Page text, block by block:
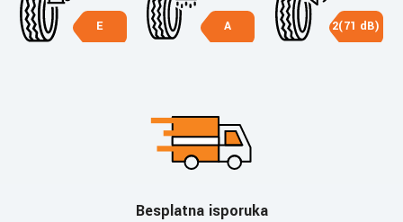
E A 2(71 dB)
Besplatna isporuka